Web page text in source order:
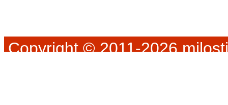
Copyright © 2011-2026